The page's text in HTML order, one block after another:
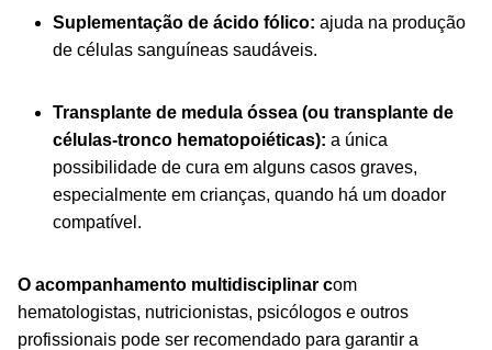
Suplementação de ácido fólico: ajuda na produção
de células sanguíneas saudáveis.
Transplante de medula óssea (ou transplante de
células-tronco hematopoiéticas): a única
possibilidade de cura em alguns casos graves,
especialmente em crianças, quando há um doador
compatível.
O acompanhamento multidisciplinar com
hematologistas, nutricionistas, psicólogos e outros
profissionais pode ser recomendado para garantir a